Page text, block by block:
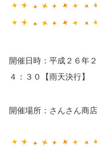
開催日時：平成２６年
４：３０【雨天決行】
開催場所：さんさん商